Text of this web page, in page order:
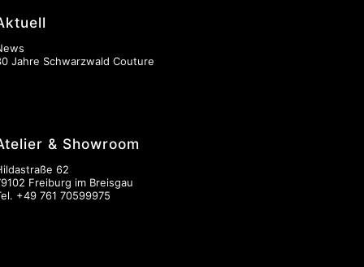
Jahre Schwarzwald Couture
& Showroom
62
Freiburg im Breisgau
+49 761 70599975